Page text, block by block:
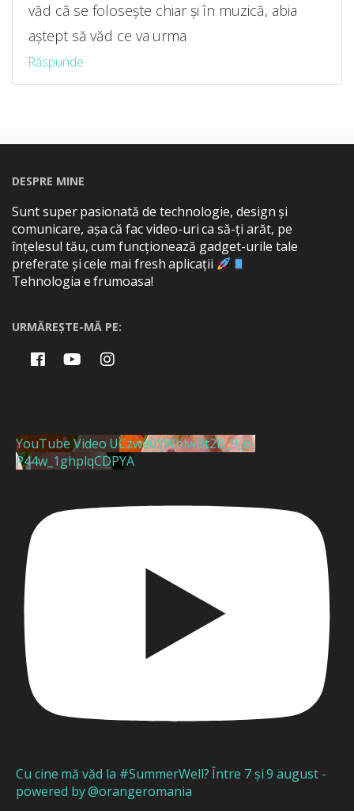
văd că se folosește chiar și în muzică, abia
aștept să văd ce va urma
Răspunde
DESPRE MINE
Sunt super pasionată de technologie, design și
comunicare, așa că fac video-uri ca să-ți arăt, pe
înțelesul tău, cum funcționează gadget-urile tale
preferate și cele mai fresh aplicații
Tehnologia e frumoasa!
URMĂREȘTE-MĂ PE:
YouTube Video UCzwe0YWblwBt2B_9_d-
P44w_1ghplqCDPYA
Cu cine mă văd la #SummerWell? Între 7 și 9 august -
powered by @orangeromania